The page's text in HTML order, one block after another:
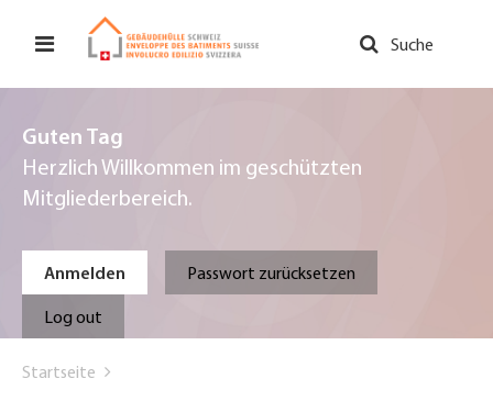
zum
Suche
Guten Tag
Herzlich Willkommen im geschützten
Mitgliederbereich.
Primary
tabs
Anmelden Passwort zurücksetzen
Log out
are
Startseite